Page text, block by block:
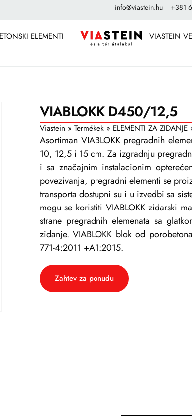
info@viastein.hu +381
ELEMENTI
VIASTEIN
VIABLOKK D450/12,5
Viastein » Termékek» ELEMENTI ZA ZIDANJE
Asortiman VIABLOKK pregradnih
10, 12,5 i 15 cm. Za izgradnju
i sa značajnim instalacionim
povezivanja, pregradni elementi se
transporta dostupni su i u izvedbi sa
mogu se koristiti VIABLOKK zidarski
strane pregradnih elemenata sa
zidanje. VIABLOKK blok od
771-4:2011 +A1:2015.
Zahtev za ponudu